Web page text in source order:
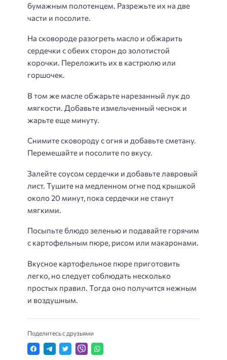
бумажным полотенцем. Разрежьте их на две
части и посолите.
На сковороде разогреть масло и обжарить
сердечки с обеих сторон до золотистой
корочки. Переложить их в кастрюлю или
горшочек.
В том же масле обжарьте нарезанный лук до
мягкости. Добавьте измельченный чеснок и
жарьте еще минуту.
Снимите сковороду с огня и добавьте сметану.
Перемешайте и посолите по вкусу.
Залейте соусом сердечки и добавьте лавровый
лист. Тушите на медленном огне под крышкой
около 20 минут, пока сердечки не станут
мягкими.
Посыпьте блюдо зеленью и подавайте горячим
с картофельным пюре, рисом или макаронами.
Вкусное картофельное пюре приготовить
легко, но следует соблюдать несколько
простых правил. Тогда оно получится нежным
и воздушным.
Поделитесь с друзьями